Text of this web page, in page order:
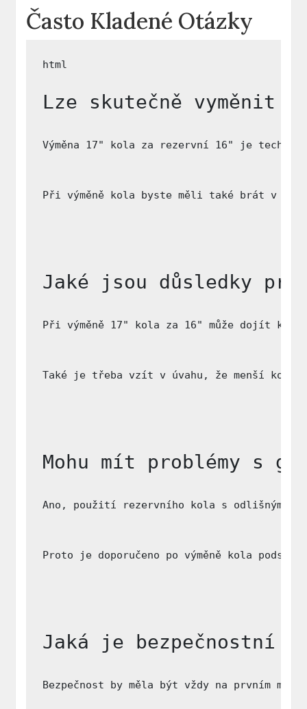
Často Kladené‍ Otázky
Lze skutečně vyměnit
Výměna 17" kola za rezervní 16" je
Při výměně kola byste měli také brát v
Jaké jsou důsledky
Při výměně 17" kola za 16" může dojít k
Také je třeba vzít v úvahu, že menší kola
Mohu mít problémy s
Ano, použití rezervního kola s odlišným
Proto je doporučeno po výměně kola
Jaká je bezpečnostní
Bezpečnost by měla být vždy na prvním